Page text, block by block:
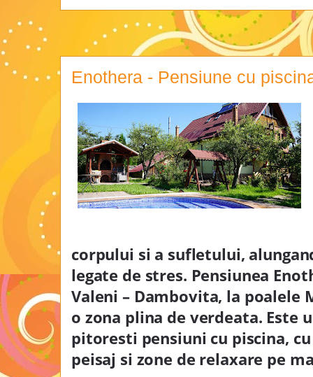
Enothera - Pensiune cu
corpului si a sufletului,
legate de stres. Pensiunea
Valeni – Dambovita, la
o zona plina de verdeata. Este
pitoresti pensiuni cu piscina,
peisaj si zone de relaxare pe